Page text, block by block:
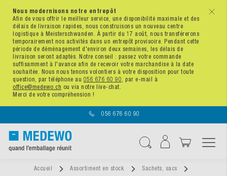
x
Nous modernisons notre entrepôt
Afin de vous offrir le meilleur service, une disponibilité maximale et des
délais de livraison rapides, nous construisons un nouveau centre
logistique à Meisterschwanden. À partir du 17 août, nous transférerons
temporairement nos activités dans un entrepôt provisoire. Pendant cette
période de déménagement d'environ deux semaines, les délais de
livraison seront adaptés. Notre conseil : passez votre commande
suffisamment à l'avance afin de recevoir votre marchandise à la date
souhaitée. Nous nous tenons volontiers à votre disposition pour toute
question, par téléphone au 056 676 60 90, par e-mail à
office@medewo.ch ou via notre live-chat.
Merci de votre compréhension !
056 676 60 90
Accueil Assortiment en stock
Sachets, sacs